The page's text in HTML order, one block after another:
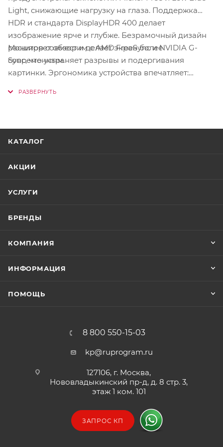
Light, снижающие нагрузку на глаза. Поддержка
HDR и стандарта DisplayHDR 400 делает
изображение ярче и глубже. Безрамочный дизайн
расширяет обзор и делает экран более
современным.
Монитор совместим с AMD FreeSync и NVIDIA G-
Sync, что устраняет разрывы и подергивания
картинки. Эргономика устройства впечатляет:
КАТАЛОГ
АКЦИИ
УСЛУГИ
БРЕНДЫ
КОМПАНИЯ
ИНФОРМАЦИЯ
ПОМОЩЬ
8 800 550-15-03
kp@ruprogram.ru
127106, г. Москва,
Нововладыкинский пр-д, д. 8 стр. 3,
этаж 1 ком. 101
ЗАПРОС КП